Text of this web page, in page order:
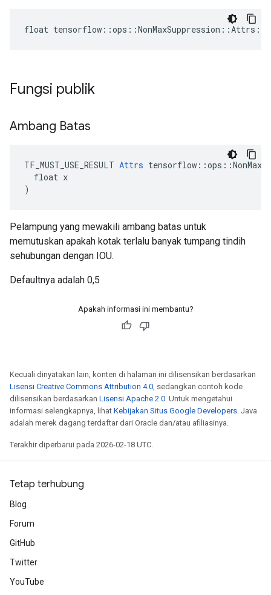
float
Fungsi publik
Ambang Batas
TF_MUST_USE_RESULT Attrs
  float x
)
Pelampung yang mewakili ambang batas untuk
memutuskan apakah kotak terlalu banyak tumpang tindih
sehubungan dengan IOU.
Defaultnya adalah 0,5
Apakah informasi ini membantu?
Kecuali dinyatakan lain, konten di halaman ini dilisensikan berdasarkan
Lisensi Creative Commons Attribution 4.0, sedangkan contoh kode
dilisensikan berdasarkan Lisensi Apache 2.0. Untuk mengetahui
informasi selengkapnya, lihat Kebijakan Situs Google Developers. Java
adalah merek dagang terdaftar dari Oracle dan/atau afiliasinya.
Terakhir diperbarui pada 2026-02-18 UTC.
Tetap terhubung
Blog
Forum
GitHub
Twitter
YouTube